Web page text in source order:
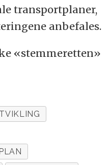
transportplaner,
anbefales.
«stemmeretten»